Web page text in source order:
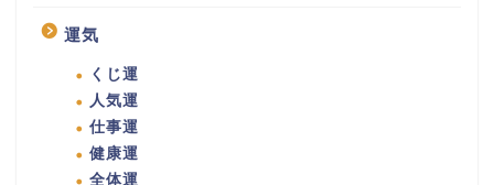
運気
くじ運
人気運
仕事運
健康運
全体運